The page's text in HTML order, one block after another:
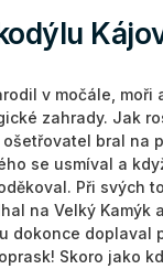
v močále, moři
zahrady. Jak
bral na
se usmíval a
Při svých
na Velký Kamýk
dokonce doplaval
Skoro jako